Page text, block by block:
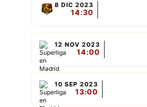
8 DIC 2023
14:30
12 NOV 2023
14:00
10 SEP 2023
13:00